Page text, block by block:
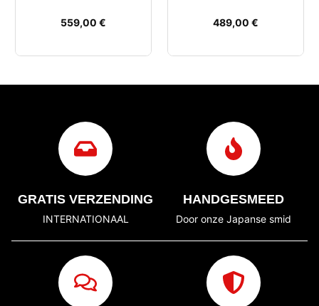
559,00 € 489,00 €
GRATIS VERZENDING
INTERNATIONAAL
HANDGESMEED
Door onze Japanse smid